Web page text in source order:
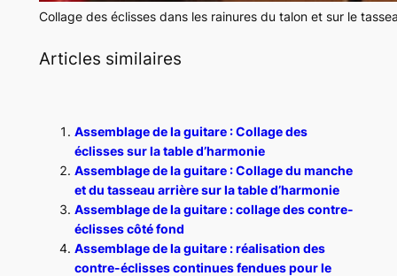
Collage des éclisses dans les rainures du talon et sur le
Articles similaires
Assemblage de la guitare : Collage des
éclisses sur la table d’harmonie
Assemblage de la guitare : Collage du manche
et du tasseau arrière sur la table d’harmonie
Assemblage de la guitare : collage des contre-
éclisses côté fond
Assemblage de la guitare : réalisation des
contre-éclisses continues fendues pour le